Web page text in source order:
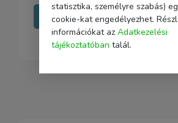
Írj nekünk
statisztika, személyre szabás)
cookie-kat engedélyezhet.
információkat az Adatkezelési
tájékoztatóban talál.